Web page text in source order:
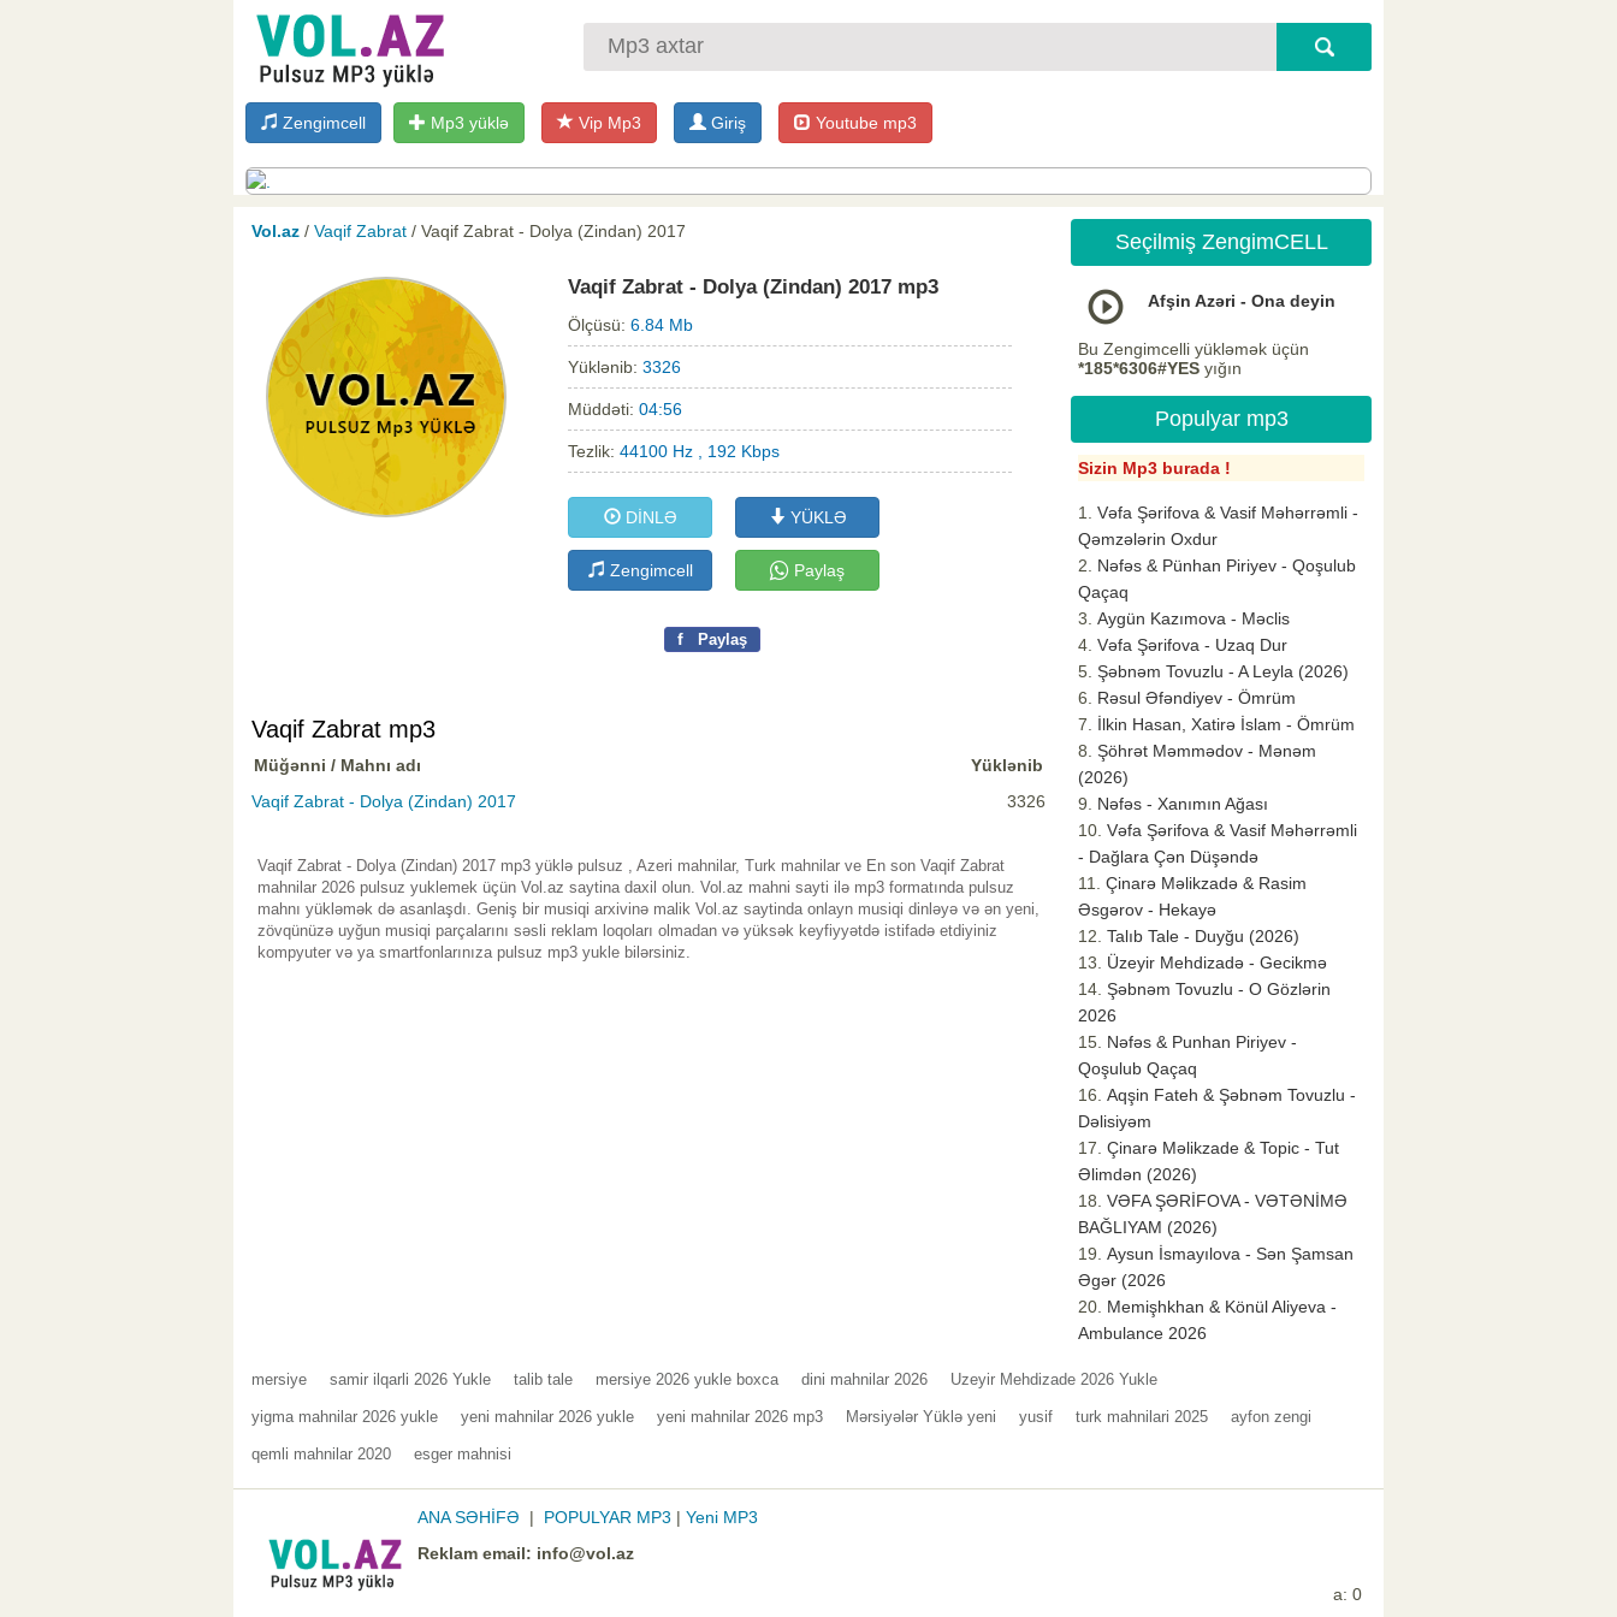
Zengimcell Mp3 yüklə Vip Mp3 Giriş Youtube mp3
Vol.az / Vaqif Zabrat / Vaqif Zabrat - Dolya (Zindan) 2017
Vaqif Zabrat - Dolya (Zindan) 2017 mp3
Ölçüsü: 6.84 Mb
Yüklənib: 3326
Müddəti: 04:56
Tezlik: 44100 Hz , 192 Kbps
DİNLƏ YÜKLƏ
Zengimcell Paylaş
f Paylaş
Vaqif Zabrat mp3
Müğənni / Mahnı adı
Yüklənib
Vaqif Zabrat - Dolya (Zindan) 2017
3326
Vaqif Zabrat - Dolya (Zindan) 2017 mp3 yüklə pulsuz , Azeri mahnilar, Turk mahnilar ve En son Vaqif Zabrat
mahnilar 2026 pulsuz yuklemek üçün Vol.az saytina daxil olun. Vol.az mahni sayti ilə mp3 formatında pulsuz
mahnı yükləmək də asanlaşdı. Geniş bir musiqi arxivinə malik Vol.az saytinda onlayn musiqi dinləyə və ən yeni,
zövqünüzə uyğun musiqi parçalarını səsli reklam loqoları olmadan və yüksək keyfiyyətdə istifadə etdiyiniz
kompyuter və ya smartfonlarınıza pulsuz mp3 yukle bilərsiniz.
Seçilmiş ZengimCELL
Afşin Azəri - Ona deyin
Bu Zengimcelli yükləmək üçün
*185*6306#YES yığın
Populyar mp3
Sizin Mp3 burada !
Vəfa Şərifova & Vasif Məhərrəmli -
Qəmzələrin Oxdur
Nəfəs & Pünhan Piriyev - Qoşulub
Qaçaq
Aygün Kazımova - Məclis
Vəfa Şərifova - Uzaq Dur
Şəbnəm Tovuzlu - A Leyla (2026)
Rəsul Əfəndiyev - Ömrüm
İlkin Hasan, Xatirə İslam - Ömrüm
Şöhrət Məmmədov - Mənəm
(2026)
Nəfəs - Xanımın Ağası
Vəfa Şərifova & Vasif Məhərrəmli
- Dağlara Çən Düşəndə
Çinarə Məlikzadə & Rasim
Əsgərov - Hekayə
Talıb Tale - Duyğu (2026)
Üzeyir Mehdizadə - Gecikmə
Şəbnəm Tovuzlu - O Gözlərin
2026
Nəfəs & Punhan Piriyev -
Qoşulub Qaçaq
Aqşin Fateh & Şəbnəm Tovuzlu -
Dəlisiyəm
Çinarə Məlikzade & Topic - Tut
Əlimdən (2026)
VƏFA ŞƏRİFOVA - VƏTƏNİMƏ
BAĞLIYAM (2026)
Aysun İsmayılova - Sən Şamsan
Əgər (2026
Memişhkhan & Könül Aliyeva -
Ambulance 2026
mersiye samir ilqarli 2026 Yukle talib tale mersiye 2026 yukle boxca dini mahnilar 2026 Uzeyir Mehdizade 2026 Yukle
yigma mahnilar 2026 yukle yeni mahnilar 2026 yukle yeni mahnilar 2026 mp3 Mərsiyələr Yüklə yeni yusif turk mahnilari 2025 ayfon zengi
qemli mahnilar 2020 esger mahnisi
ANA SƏHİFƏ | POPULYAR MP3 | Yeni MP3
Reklam email: info@vol.az
a: 0